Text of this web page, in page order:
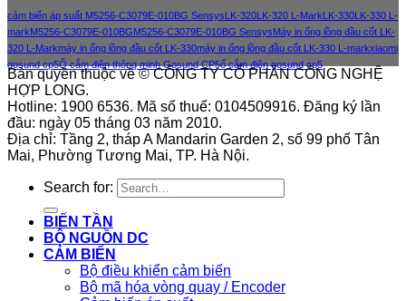
cảm biến áp suất M5256-C3079E-010BG Sensys LK-320 LK-320 L-Mark LK-330 LK-330 L-
markM5256-C3079E-010BGM5256-C3079E-010BG SensysMáy in ống lồng đầu cốt LK-
320 L-Markmáy in ống lồng đầu cốt LK-330máy in ống lồng đầu cốt LK-330 L-markxiaomi
gosund cp5Ổ cắm điện thông minh Gosund CP5ổ cắm điện gosund cp5
Bản quyền thuộc về © CÔNG TY CỔ PHẦN CÔNG NGHỆ
HỢP LONG.
Hotline: 1900 6536. Mã số thuế: 0104509916. Đăng ký lần
đầu: ngày 05 tháng 03 năm 2010.
Địa chỉ: Tầng 2, tháp A Mandarin Garden 2, số 99 phố Tân
Mai, Phường Tương Mai, TP. Hà Nội.
Search for:
BIẾN TẦN
BỘ NGUỒN DC
CẢM BIẾN
Bộ điều khiển cảm biến
Bộ mã hóa vòng quay / Encoder